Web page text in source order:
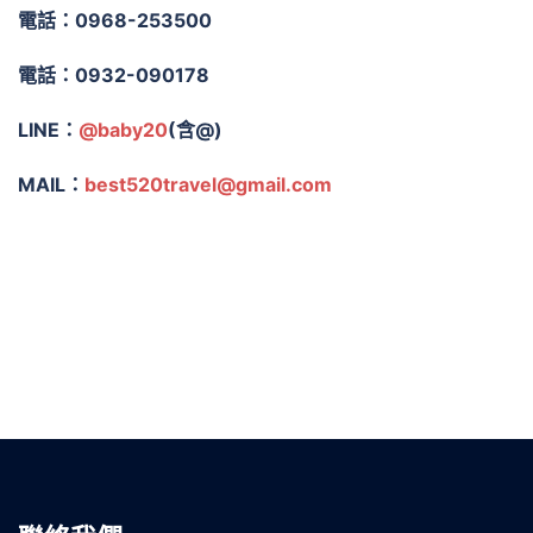
電話：0968-253500
電話：0932-090178
LINE： @baby20(含@)
MAIL： best520travel@gmail.com